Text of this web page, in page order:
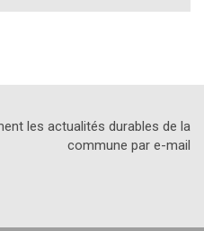
les actualités durables de la
commune par e-mail